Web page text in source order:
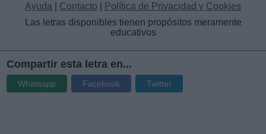
Ayuda Contacto
Política de Privacidad y Cookies
Las letras disponibles tienen propósitos meramente
educativos
Compartir esta letra en...
Whatsapp Facebook Twitter